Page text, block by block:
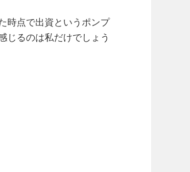
時点で出資というポンプ
じるのは私だけでしょう